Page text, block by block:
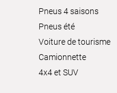
Pneus 4 saisons
Pneus été
Voiture de tourisme
Camionnette
4x4 et SUV